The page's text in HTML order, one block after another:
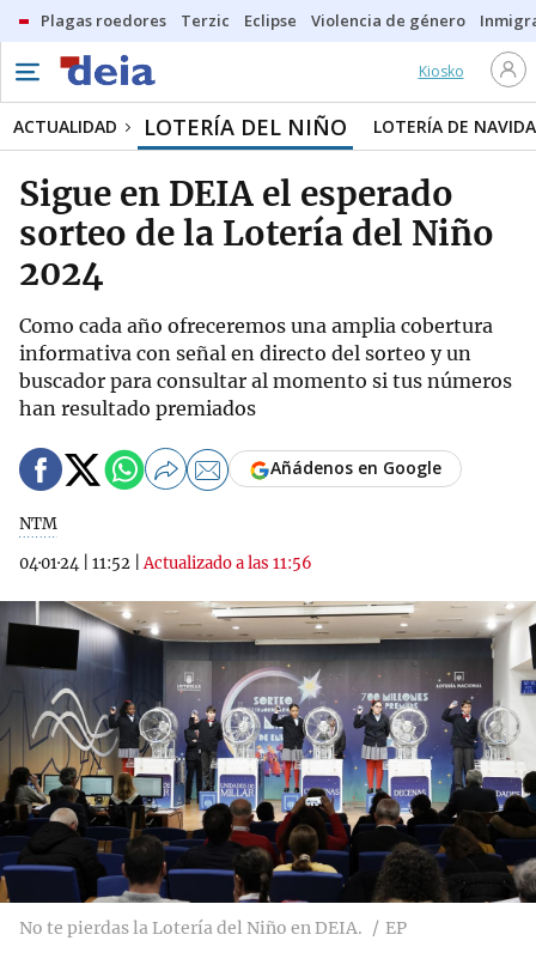
Plagas roedores Terzic Eclipse Violencia de género
Kiosko
ACTUALIDAD LOTERÍA DEL NIÑO LOTERÍA DE
Sigue en DEIA el esperado
sorteo de la Lotería del Niño
2024
Como cada año ofreceremos una amplia cobertura
informativa con señal en directo del sorteo y un
buscador para consultar al momento si tus números
han resultado premiados
NTM
04·01·24
11:52 |Actualizado a las 11:56
Añádenos en Google
No te pierdas la Lotería del Niño en DEIA. EP